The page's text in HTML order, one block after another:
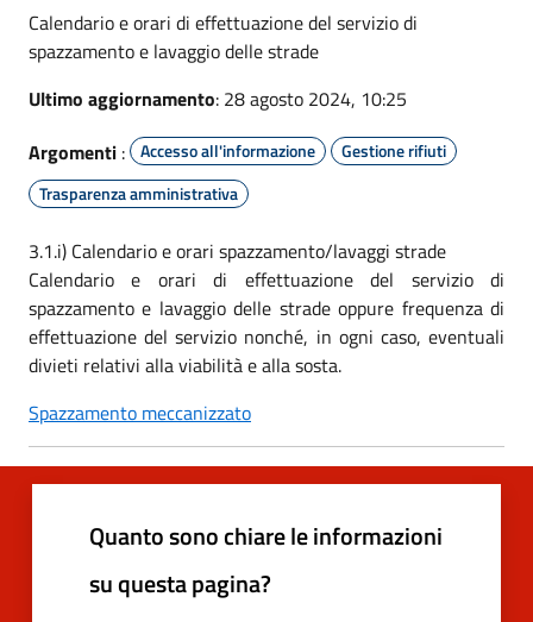
Calendario e orari di effettuazione del servizio di
spazzamento e lavaggio delle strade
Ultimo aggiornamento: 28 agosto 2024, 10:25
Argomenti : Accesso all'informazione
Gestione rifiuti
Trasparenza amministrativa
3.1.i) Calendario e orari spazzamento/lavaggi strade
Calendario e orari di effettuazione del servizio di
spazzamento e lavaggio delle strade oppure frequenza di
effettuazione del servizio nonché, in ogni caso, eventuali
divieti relativi alla viabilità e alla sosta.
Spazzamento meccanizzato
Quanto sono chiare le informazioni
su questa pagina?